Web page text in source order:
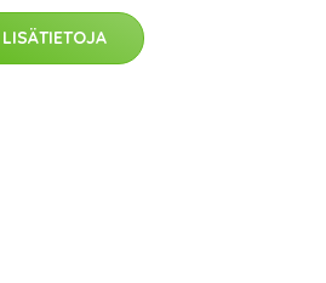
LISÄTIETOJA